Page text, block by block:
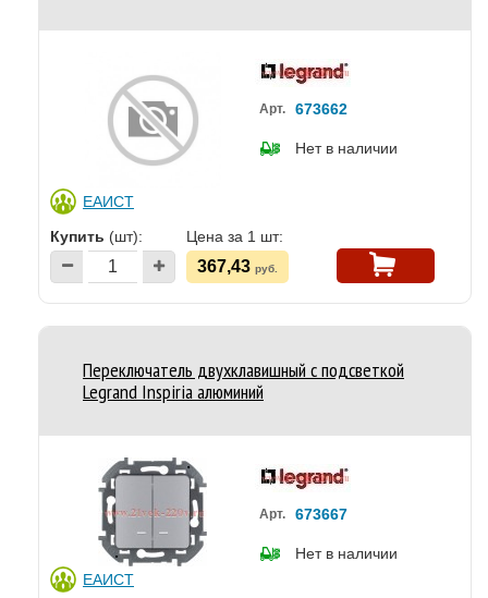
ЕАИСТ
Арт. 673662
Нет в наличии
Купить (шт): Цена за 1 шт:
367,43 руб.
Переключатель двухклавишный с подсветкой
Legrand Inspiria алюминий
ЕАИСТ
Арт. 673667
Нет в наличии